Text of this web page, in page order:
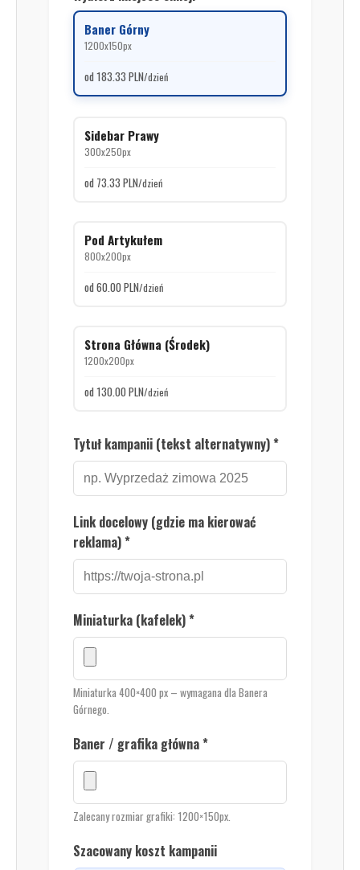
Baner Górny
1200x150px
od 183.33 PLN/dzień
Sidebar Prawy
300x250px
od 73.33 PLN/dzień
Pod Artykułem
800x200px
od 60.00 PLN/dzień
Strona Główna (Środek)
1200x200px
od 130.00 PLN/dzień
Tytuł kampanii (tekst alternatywny) *
Link docelowy (gdzie ma kierować
reklama) *
Miniaturka (kafelek) *
Miniaturka 400×400 px – wymagana dla Banera
Górnego.
Baner / grafika główna *
Zalecany rozmiar grafiki: 1200×150px.
Szacowany koszt kampanii